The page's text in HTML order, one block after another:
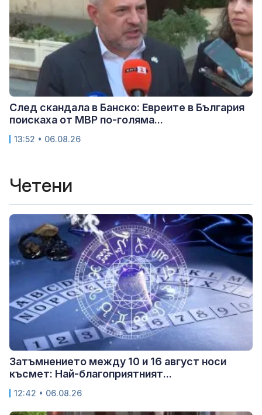
След скандала в Банско: Евреите в България
поискаха от МВР по-голяма...
13:52 • 06.08.26
Четени
Затъмнението между 10 и 16 август носи
късмет: Най-благоприятният...
12:42 • 06.08.26